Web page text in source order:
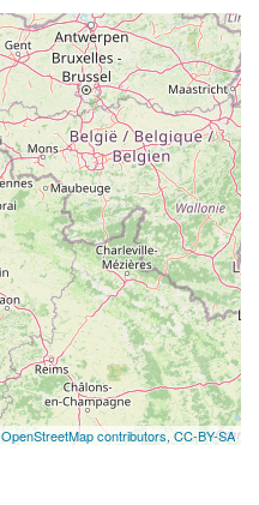
OpenStreetMap contributors, CC-BY-SA